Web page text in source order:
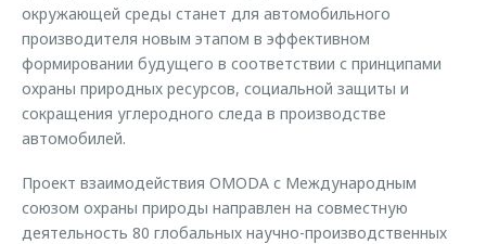
Калькулятор трейд-ин
Запчасти
окружающей среды станет для автомобильного
производителя новым этапом в эффективном
формировании будущего в соответствии с принципами
охраны природных ресурсов, социальной защиты и
сокращения углеродного следа в производстве
автомобилей.
Проект взаимодействия OMODA с Международным
союзом охраны природы направлен на совместную
деятельность 80 глобальных научно-производственных